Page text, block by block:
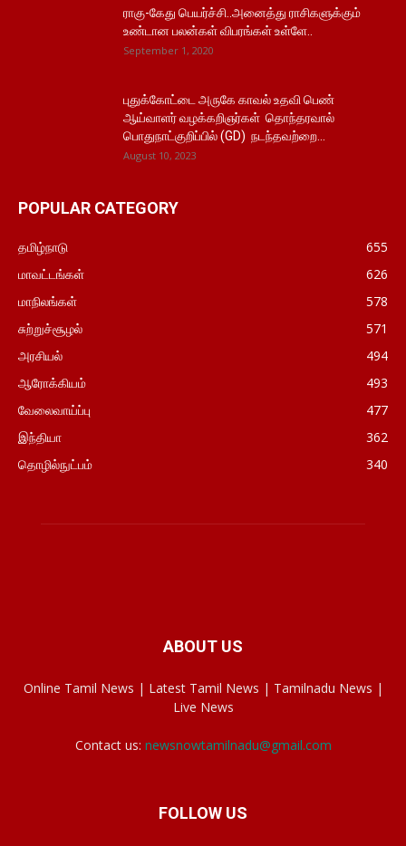
ராகு-கேது பெயர்ச்சி..அனைத்து ராசிகளுக்கும்
உண்டான பலன்கள் விபரங்கள் உள்ளே..
September 1, 2020
புதுக்கோட்டை அருகே காவல் உதவி பெண்
ஆய்வாளர் வழக்கறிஞர்கள் தொந்தரவால்
பொதுநாட்குறிப்பில் (GD) நடந்தவற்றை...
August 10, 2023
POPULAR CATEGORY
தமிழ்நாடு
655
மாவட்டங்கள்
626
மாநிலங்கள்
578
சுற்றுச்சூழல்
571
அரசியல்
494
ஆரோக்கியம்
493
வேலைவாய்ப்பு
477
இந்தியா
362
தொழில்நுட்பம்
340
ABOUT US
Online Tamil News | Latest Tamil News | Tamilnadu News |
Live News
Contact us: newsnowtamilnadu@gmail.com
FOLLOW US